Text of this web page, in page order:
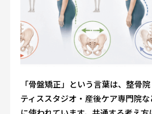
「骨盤矯正」という言葉は、整骨
ティススタジオ・産後ケア専門院